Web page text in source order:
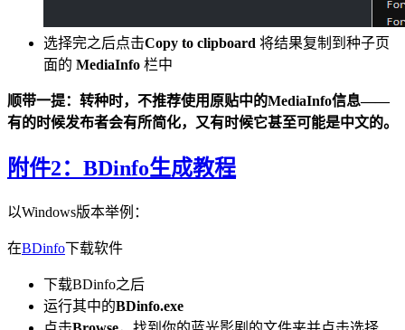
选择完之后点击Copy to clipboard 将结果复制到种子页
面的 MediaInfo 栏中
顺带一提：转种时，不推荐使用原贴中的MediaInfo信息——
有的时候发布者会有所简化，又有时候它甚至可能是中文的。
附件2：BDinfo生成教程
以Windows版本举例：
在BDinfo下载软件
下载BDinfo之后
运行其中的BDinfo.exe